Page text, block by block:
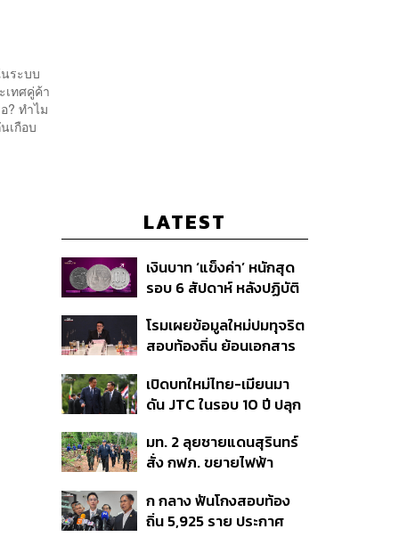
ระบบ
เทศคู่ค้า
? ทำไม
เกือบ
LATEST
เงินบาท ‘แข็งค่า’ หนักสุด
รอบ 6 สัปดาห์ หลังปฏิบัติ
สหรัฐฯ-ญี่ปุ่น Standard
Chartered เปิดเป้าสิ้นปีนี้
ต่อดอลลาร์
โรมเผยข้อมูลใหม่ปมทุจริต
สอบท้องถิ่น ย้อนเอกสาร
อนุทิน จ่อสอบต่อเอี่ยว
ตัดตอน ม.บูรพา หรือไม่
เปิดบทใหม่ไทย-เมียนมา
ดัน JTC ในรอบ 10 ปี ปลุก
ชายแดน ท่าเรือน้ำลึก
ทวาย
มท. 2 ลุยชายแดนสุรินทร์
สั่ง กฟภ. ขยายไฟฟ้า
350’ เสริมความมั่นคง
ชายแดน
ก กลาง ฟันโกงสอบท้อง
ถิ่น 5,925 ราย ประกาศ